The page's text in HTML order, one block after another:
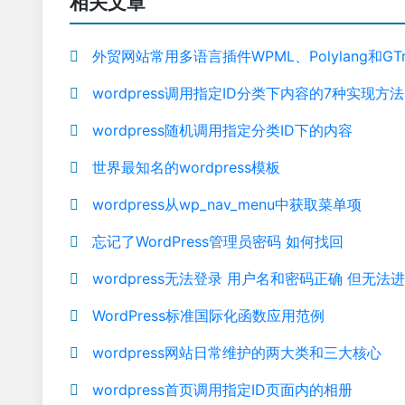
外贸网站常用多语言插件WPML、Polylang和
wordpress调用指定ID分类下内容的7种实现方法
wordpress随机调用指定分类ID下的内容
世界最知名的wordpress模板
wordpress从wp_nav_menu中获取菜单项
忘记了WordPress管理员密码 如何找回
wordpress无法登录 用户名和密码正确 但无法
WordPress标准国际化函数应用范例
wordpress网站日常维护的两大类和三大核心
wordpress首页调用指定ID页面内的相册